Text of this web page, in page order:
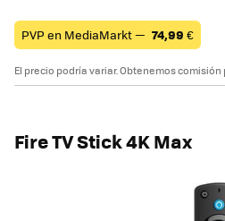
PVP en MediaMarkt — 74,99 €
El precio podría variar. Obtenemos
Fire TV Stick 4K Max